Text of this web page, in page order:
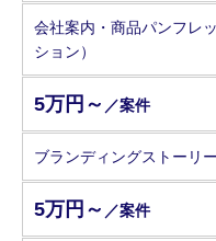
会社案内・商品パンフレ
ション）
5万円～ ／案件
ブランディングストーリ
5万円～ ／案件